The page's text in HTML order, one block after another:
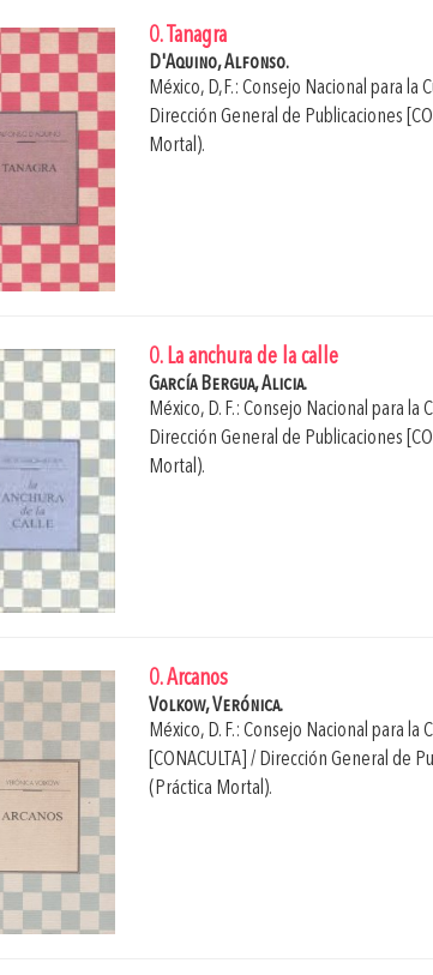
0. Tanagra
D'Aquino, Alfonso.
México, D,F.: Consejo Nacional para la
Dirección General de Publicaciones
Mortal).
0. La anchura de la calle
García Bergua, Alicia.
México, D. F.: Consejo Nacional para la
Dirección General de Publicaciones
Mortal).
0. Arcanos
Volkow, Verónica.
México, D. F.: Consejo Nacional para la
[CONACULTA] / Dirección General de
(Práctica Mortal).